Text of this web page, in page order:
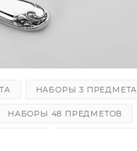
НАБОРЫ 3 ПРЕДМЕТА
НАБОРЫ 48 ПРЕДМЕТОВ